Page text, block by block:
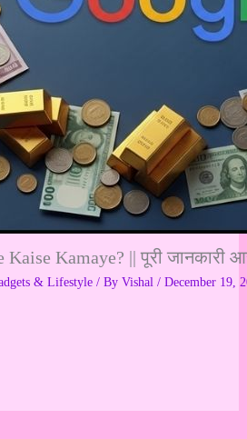
Kaise Kamaye? || पूरी जानकारी
& Lifestyle/ By Vishal / December 19,